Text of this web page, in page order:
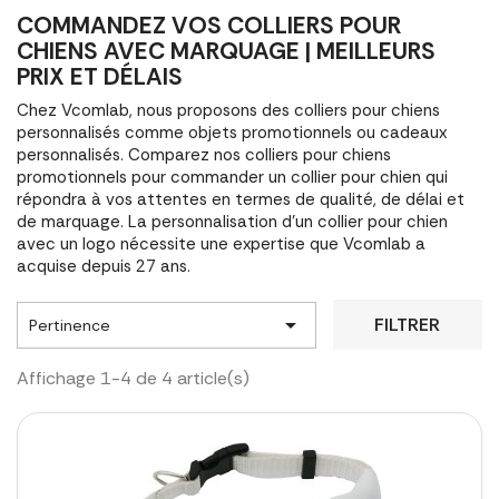
COMMANDEZ VOS COLLIERS POUR
CHIENS AVEC MARQUAGE | MEILLEURS
PRIX ET DÉLAIS
Chez Vcomlab, nous proposons des colliers pour chiens
personnalisés comme objets promotionnels ou cadeaux
personnalisés. Comparez nos colliers pour chiens
promotionnels pour commander un collier pour chien qui
répondra à vos attentes en termes de qualité, de délai et
de marquage. La personnalisation d'un collier pour chien
avec un logo nécessite une expertise que Vcomlab a
acquise depuis 27 ans.
Pertinence  FILTRER
Affichage 1-4 de 4 article(s)